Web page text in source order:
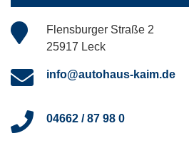
Flensburger Straße 2
25917 Leck
info@autohaus-kaim.de
04662 / 87 98 0